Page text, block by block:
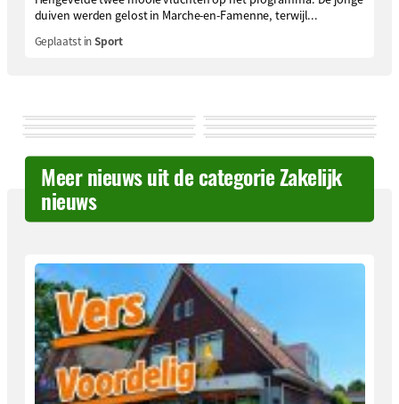
duiven werden gelost in Marche-en-Famenne, terwijl...
Geplaatst inSport
Meer nieuws uit de categorie Zakelijk
nieuws